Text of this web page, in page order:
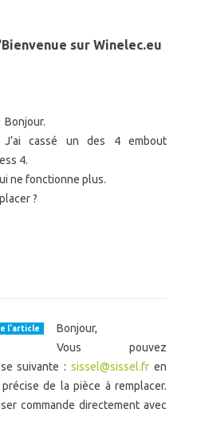
Bienvenue sur Winelec.eu
Bonjour.
J’ai cassé un des 4 embout
4.
ne fonctionne plus.
?
l'article
Bonjour,
Vous pouvez
suivante :sissel@sissel.fr en
de la pièce à remplacer.
commande directement avec